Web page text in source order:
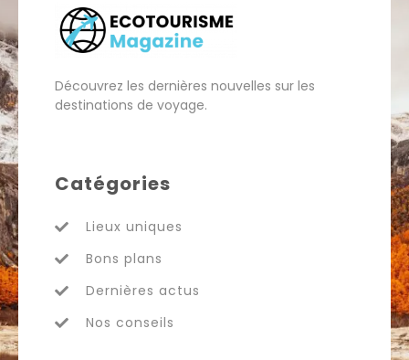
Découvrez les dernières nouvelles sur les
destinations de voyage.
Catégories
Lieux uniques
Bons plans
Dernières actus
Nos conseils